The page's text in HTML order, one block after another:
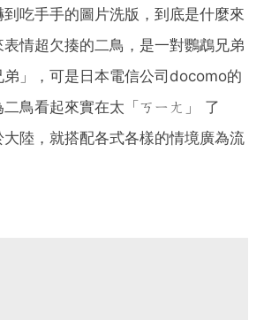
吃手手的圖片洗版，到底是什麼來
情超欠揍的二鳥，是一對鸚鵡兄弟
弟」，可是日本電信公司docomo的
鳥看起來實在太「ㄎㄧㄤ」 了
陸，就搭配各式各樣的情境廣為流